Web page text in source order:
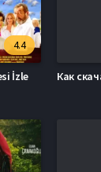
4.4
İzle